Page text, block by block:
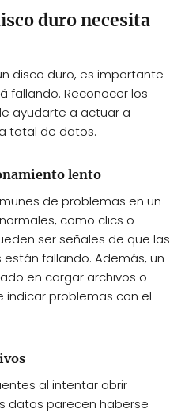
duro necesita
disco duro, es importante
fallando. Reconocer los
ayudarte a actuar a
total de datos.
lento
de problemas en un
como clics o
ser señales de que las
fallando. Además, un
en cargar archivos o
problemas con el
al intentar abrir
datos parecen haberse